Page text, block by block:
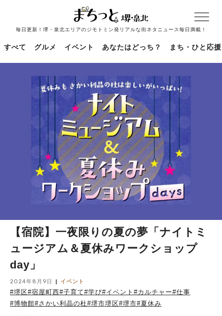
毎日更新！堺・泉北エリアのジモトミン発リアルな街ネタニュース毎日満載！
すべて グルメ イベント あなたはどっち？ まち・ひと応援
【宿院】一夜限りの夏の夢「ナイトミ
ュージアム＆夏休みワークショップ
day」
2024年8月9日 イベント
#堺区#宿屋町西#子育て#学び#イベント #カルチャー#仕事
#博物館#さかい利晶の杜#堺市堺区#堺市#夏休み